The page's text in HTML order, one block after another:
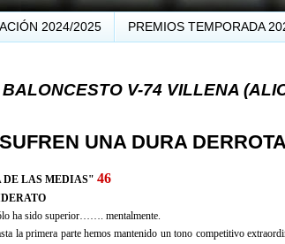
2024/2025 PREMIOS TEMPORADA
V-74 VILLENA (ALICANTE)
UNA DURA DERROTA
DE LAS MEDIAS" 46
ha sido superior……. mentalmente.
la primera parte hemos mantenido un tono competitivo